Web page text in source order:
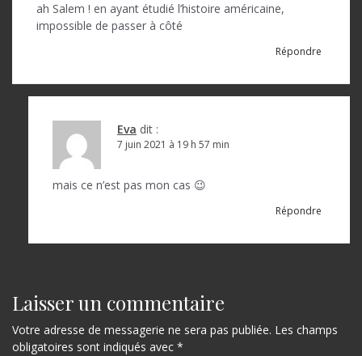
l
e
ah Salem ! en ayant étudié l’histoire américaine,
impossible de passer à côté
Répondre
Eva dit :
7 juin 2021 à 19 h 57 min
mais ce n’est pas mon cas 😉
Répondre
Laisser un commentaire
Votre adresse de messagerie ne sera pas publiée. Les champs
obligatoires sont indiqués avec *